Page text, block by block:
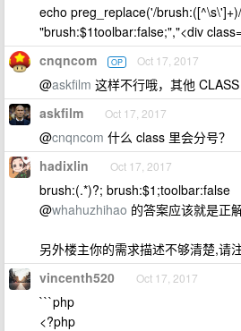
echo preg_replace('/
"brush:$1toolbar:false;","<div
cnqncom OP Oct 17, 2017
@askfilm 这样不行哦，其他
askfilm Oct 17, 2017
@cnqncom 什么 class 里会分号？
hadixlin Oct 17, 2017
brush:(.*)?; brush:$1;toolbar:false
@whahuzhihao 的答案应该就是正
另外楼主你的需求描述不够清楚,请
vincenth520 Oct 17, 2017
```php
<?php